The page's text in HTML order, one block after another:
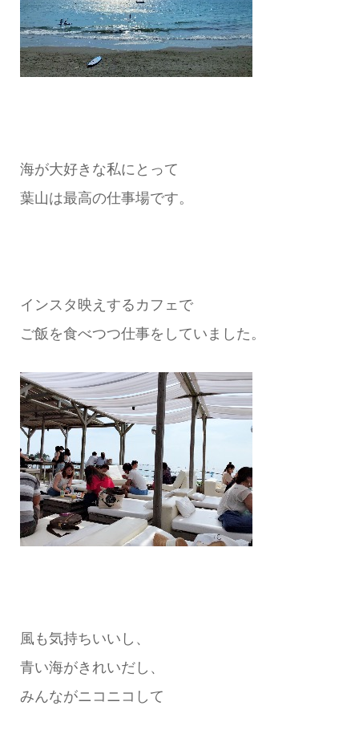
海が大好きな私にとって
葉山は最高の仕事場です。
インスタ映えするカフェで
ご飯を食べつつ仕事をしていました。
風も気持ちいいし、
青い海がきれいだし、
みんながニコニコして